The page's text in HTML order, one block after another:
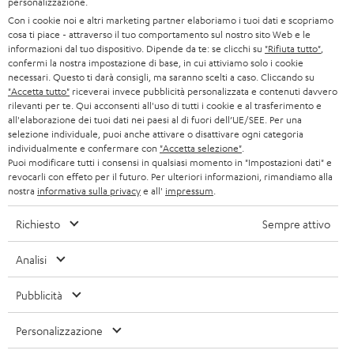
e
t
t
e
r
CUFFIE
CUFFIE BLUETOOTH
SET STEREO
ALTOPARLANTE
ULTIMA
CUFFIE IN-EAR
FANSHOP
NOVITÁ
B2B
BLOG
NEWSLETTER
NEGOZI
VANTAGGI TEUFEL
LA NOSTRA STORIA
SVIZZERA
PAESI BASSI
BELGIO
FRANCIA
POLONIA
ITALIA
USA
errori di battitura e omissioni. Gli accessori mostrati nelle nostre foto non sono
Con i cookie noi e altri marketing partner elaboriamo i tuoi dati e scopriamo
cosa ti piace - attraverso il tuo comportamento sul nostro sito Web e le
informazioni dal tuo dispositivo. Dipende da te: se clicchi su "Rifiuta tutto"
confermi la nostra impostazione di base, in cui attiviamo solo i cookie
necessari. Questo ti darà consigli, ma saranno scelti a caso. Cliccando su
"Accetta tutto" riceverai invece pubblicità personalizzata e contenuti davvero
rilevanti per te. Qui acconsenti all'uso di tutti i cookie e al trasferimento e
all'elaborazione dei tuoi dati nei paesi al di fuori dell’UE/SEE. Per una
selezione individuale, puoi anche attivare o disattivare ogni categoria
individualmente e confermare con "Accetta selezione"
Puoi modificare tutti i consensi in qualsiasi momento in "Impostazioni dati" e
revocarli con effeto per il futuro. Per ulteriori informazioni, rimandiamo alla
nostra informativa sulla privacye all' impressum
Richiesto Sempre attivo
Analisi
Pubblicità
Personalizzazione